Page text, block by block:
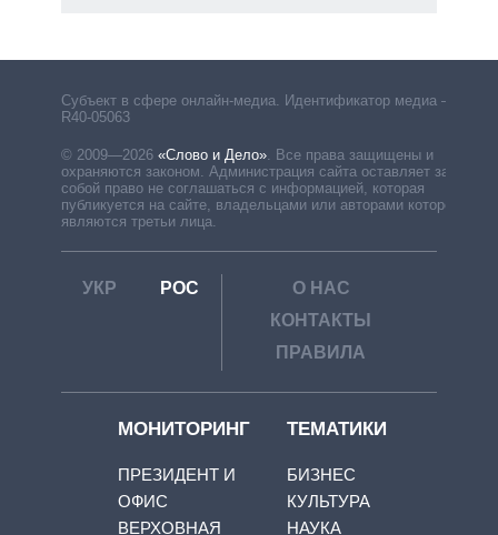
Субъект в сфере онлайн-медиа. Идентификатор медиа –
R40-05063
© 2009—2026 «Слово и Дело». Все права защищены и
охраняются законом. Администрация сайта оставляет за
собой право не соглашаться с информацией, которая
публикуется на сайте, владельцами или авторами которой
являются третьи лица.
УКР РОС
О НАС
КОНТАКТЫ
ПРАВИЛА
МОНИТОРИНГ
ПРЕЗИДЕНТ И
ОФИС
ВЕРХОВНАЯ
ТЕМАТИКИ
БИЗНЕС
КУЛЬТУРА
НАУКА